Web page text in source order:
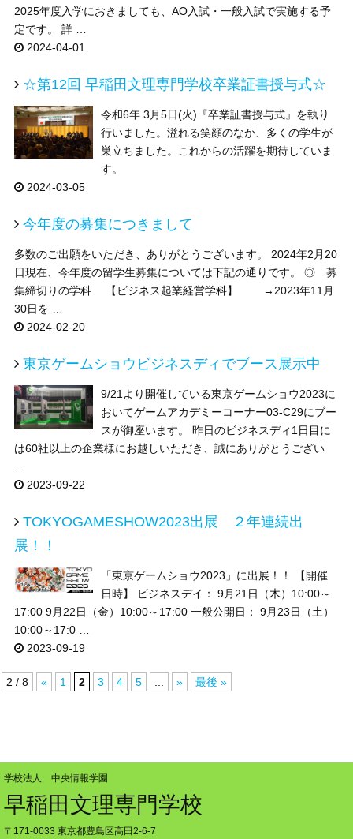
2025年度入学におきましても、AO入試・一般入試で実施する予
定です。 詳 …
2024-04-01
☆第12回 早稲田文理専門学校卒業証書授与式☆
令和6年 3月5日(火)『卒業証書授与式』を執り
行いました。溢れる笑顔のなか、多くの学生が
巣立ちました。これからの活躍を期待していま
す。
2024-03-05
今年度の募集につきまして
多数のご出願をいただき、ありがとうございます。 2024年2月20
日現在、今年度の留学生募集については下記の通りです。 ◎ 募
集締切りの学科 【ビジネス起業経営学科】 →2023年11月
30日を …
2024-02-20
東京ゲームショウビジネスディでブース展示中
9/21より開催している東京ゲームショウ2023に
おいてゲームアカデミーコーナー03-C29にブー
スが御座います。 昨日のビジネスディ1日目に
は60社以上の企業様にお越しいただき、誠にありがとうござい
2023-09-22
TOKYOGAMESHOW2023出展 ２年連続出
展！！
「東京ゲームショウ2023」に出展！！ 【開催
日時】 ビジネスデイ： 9月21日（木）10:00～
17:00 9月22日（金）10:00～17:00 一般公開日： 9月23日（土）
10:00～17:0 …
2023-09-19
2 / 8 « 1 2 3 4 5 » 最後 »
学校法人 中央情報学園
早稲田文理専門学校
〒171-0033 東京都豊島区高田2-6-7